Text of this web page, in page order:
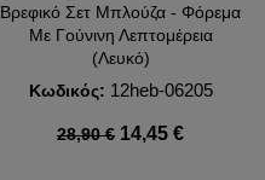
Βρεφικό Σετ Μπλούζα - Φόρεμα
Με Γούνινη Λεπτομέρεια
(Λευκό)
Κωδικός: 12heb-06205
28,90 € 14,45 €